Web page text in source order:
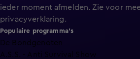
ieder moment afmelden. Zie voor
privacyverklaring.
Populaire programma's
De Bondgenoten
A.S.S. - Anti Survival Show